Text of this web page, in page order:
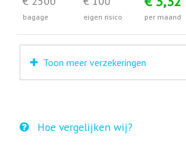
bagage eigen risico per maand
Toon meer verzekeringen
Hoe vergelijken wij?